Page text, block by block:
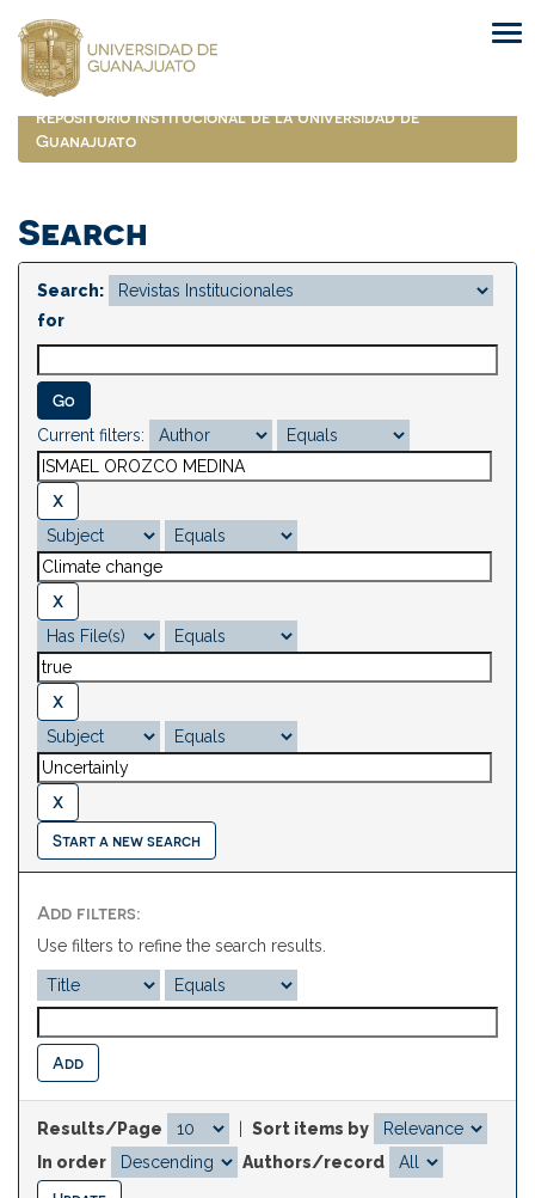
navigation
Repositorio Institucional de la Universidad de
Guanajuato
Search
Search:
for
Current filters:
Start a new search
Add filters:
Use filters to refine the search results.
Results/Page
Sort items by
In order
Authors/record